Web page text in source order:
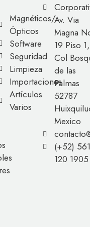
Magnéticos/
Ópticos
Software
Seguridad
Limpieza
Importaciones
Artículos
Varios
Av. Via
Magna
19 Piso 1,
Col
de las
Palmas
52787
Mexico
(+52) 561
120 1905